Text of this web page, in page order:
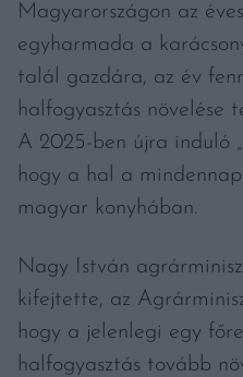
Magyarországon az
egyharmada a
talál gazdára, az év
halfogyasztás növelése
A 2025-ben újra induló „
hogy a hal a
magyar konyhában.
Nagy István
kifejtette, az
hogy a jelenlegi egy
halfogyasztás tovább